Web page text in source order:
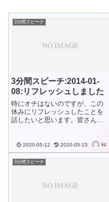
3分間スピーチ
3分間スピーチ:2014-01-
08:リフレッシュしました
特にオチはないのですが、この
休みにリフレッシュしたことを
話したいと思います。皆さん
にもお話しましたが、我が家は
現在、長男の高校受験モードで
して、どこにも行きませんでし
2020-05-12 2020-05-15 kz
3分間スピーチ